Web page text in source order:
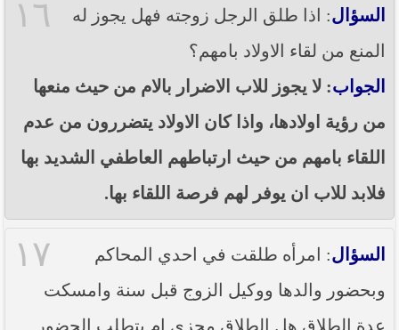
١٦ السؤال: اذا طلق الرجل زوجته فهل يجوز له
المنع من لقاء الاولاد بامهم؟
الجواب: لا يجوز للاب الاضرار بالام من حيث منعها
من رؤية اولادها، واذا كان الاولاد يتضررون من عدم
اللقاء بامهم من حيث ارتباطهم العاطفي الشديد بها
فلابد للاب ان يوفر لهم فرصة اللقاء بها.
١٧ السؤال: امرأه طلقت في احدي المحاكم
وبحضور والدها ووكيل الزوج قبل سنة وامسكت
عدة الطلاق هل الطلاق مجزي ام يتطلب الحضور